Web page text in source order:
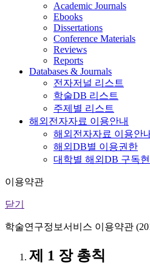
Academic Journals
Ebooks
Dissertations
Conference Materials
Reviews
Reports
Databases & Journals
전자저널 리스트
학술DB 리스트
주제별 리스트
해외전자자료 이용안내
해외전자자료 이용안
해외DB별 이용권한
대학별 해외DB 구독
이용약관
닫기
학술연구정보서비스 이용약관
제 1 장 총칙